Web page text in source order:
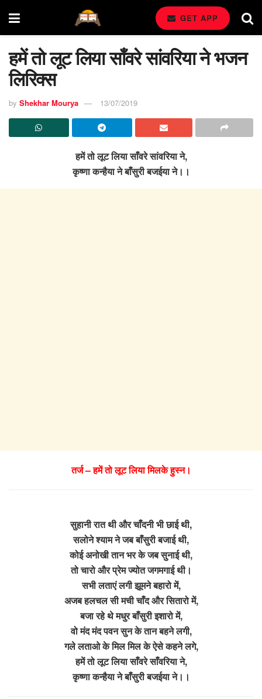
GET APP
हमें तो लूट लिया साँवरे सांवरिया ने भजन
लिरिक्स
by Shekhar Mourya 13/07/2019
हमें तो लूट लिया साँवरे सांवरिया ने,
कृष्णा कन्हैया ने बाँसुरी बजईया ने।।
तर्ज – हमें तो लूट लिया मिलके हुस्न।
सुहानी रात थी और चाँदनी भी छाई थी,
सलोने श्याम ने जब बाँसुरी बजाई थी,
कोई अनोखी तान भर के जब सुनाई थी,
तो चारो और प्रेम ज्योत जगमगाई थी।
सभी लताएं लगी झूमने बहारो में,
अजब हलचल सी मची चाँद और सितारो में,
बजा रहे थे मधुर बाँसुरी इशारो में,
वो मंद मंद पवन सुन के तान बहने लगी,
गले लताओ के मिल मिल के ऐसे कहने लगे,
हमें तो लूट लिया साँवरे साँवरिया ने,
कृष्णा कन्हैया ने बाँसुरी बजईया ने।।